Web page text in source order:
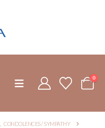
0
CONDOLENCES / SYMPATHY